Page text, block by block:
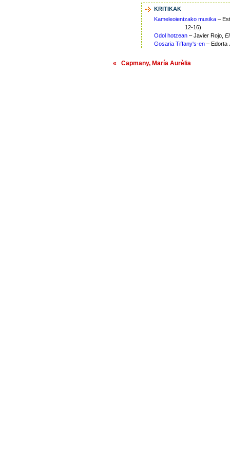
KRITIKAK
Kameleoientzako musika –
12-16)
Odol hotzean – Javier Rojo,
Gosaria Tiffany's-en – Edorta
« Capmany, María Aurèlia